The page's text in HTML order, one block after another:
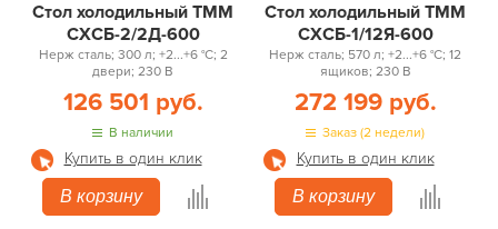
Стол холодильный ТММ
СХСБ-2/2Д-600
Нерж сталь; 300 л; +2...+6 °С; 2
двери; 230 В
126 501 руб.
В наличии
Купить в один клик
В корзину
Стол холодильный ТММ
СХСБ-1/12Я-600
Нерж сталь; 570 л; +2...+6 °С; 12
ящиков; 230 В
272 199 руб.
Заказ (2 недели)
Купить в один клик
В корзину